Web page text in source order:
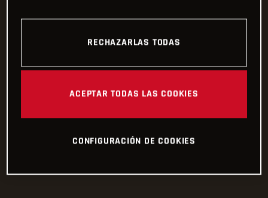
RECHAZARLAS TODAS
ACEPTAR TODAS LAS COOKIES
CONFIGURACIÓN DE COOKIES